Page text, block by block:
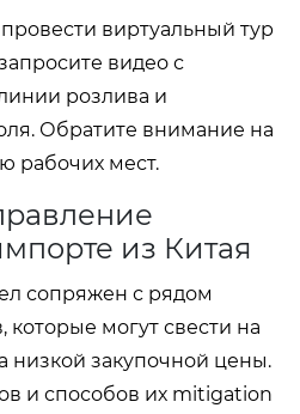
виртуальный тур
видео с
розлива и
Обратите внимание на
рабочих мест.
из Китая
сопряжен с рядом
которые могут свести на
низкой закупочной цены.
и способов их mitigation